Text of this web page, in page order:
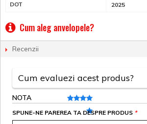
DOT 2025
Cum aleg anvelopele?
Recenzii
Cum evaluezi acest produs?
NOTA
*
SPUNE-NE PAREREA TA DESPRE PRODUS